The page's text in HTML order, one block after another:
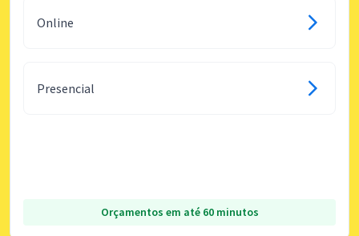
Online
Presencial
Orçamentos em até 60 minutos